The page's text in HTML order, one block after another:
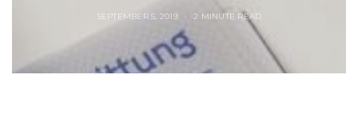
SEPTEMBER 5, 2019 2 MINUTE READ